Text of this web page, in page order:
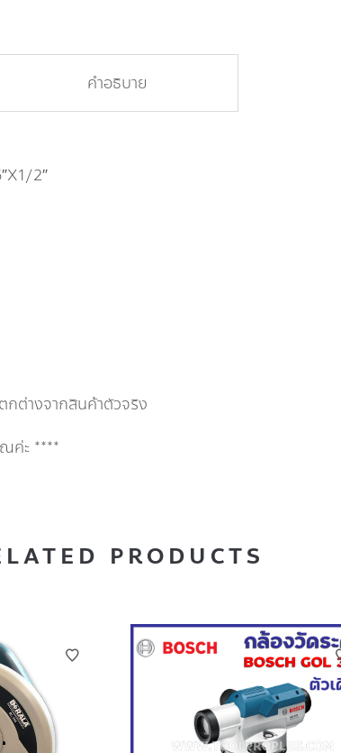
คำอธิบาย
2″
กต่างจากสินค้าตัวจริง
ค่ะ ****
PRODUCTS